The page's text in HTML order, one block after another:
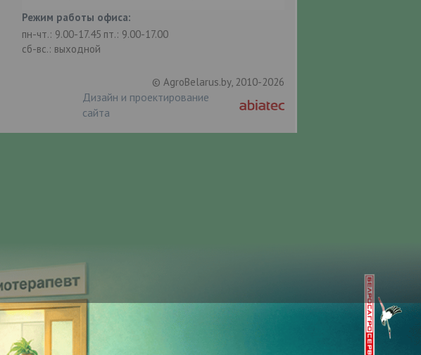
Режим работы офиса:
пн-чт.: 9.00-17.45 пт.: 9.00-17.00
сб-вс.: выходной
© AgroBelarus.by, 2010-2026
Дизайн и проектирование
сайта